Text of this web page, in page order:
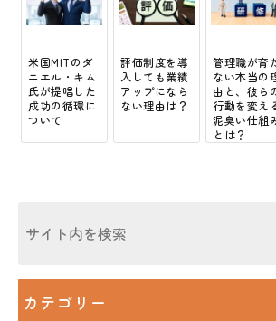
米国MITのダ
ニエル・キム
氏が提唱した
成功の循環に
ついて
評価制度を導
入しても業績
アップになら
ない理由は？
管理職が育
ない本当の
由と、彼ら
行動を変え
泥臭い仕組
とは？
カテゴリー